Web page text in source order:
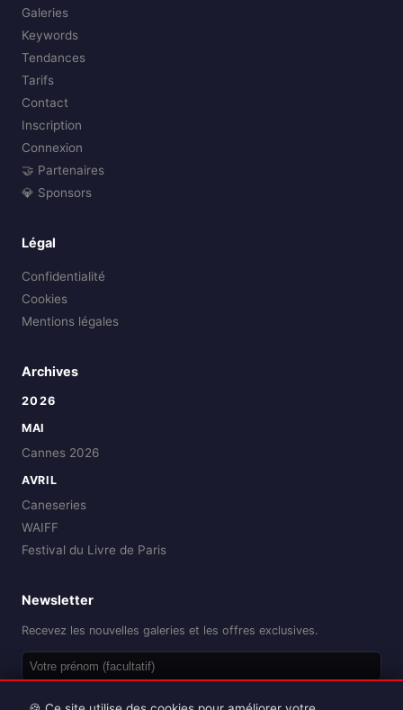
Galeries
Keywords
Tendances
Tarifs
Contact
Inscription
Connexion
🤝 Partenaires
💎 Sponsors
Légal
Confidentialité
Cookies
Mentions légales
Archives
2026
MAI
Cannes 2026
AVRIL
Caneseries
WAIFF
Festival du Livre de Paris
Newsletter
Recevez les nouvelles galeries et les offres exclusives.